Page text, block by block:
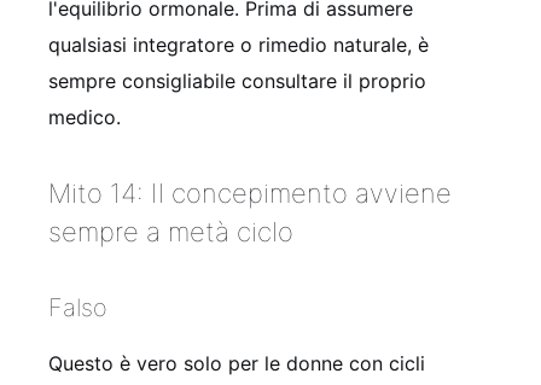
l'equilibrio ormonale. Prima di assumere
qualsiasi integratore o rimedio naturale, è
sempre consigliabile consultare il proprio
medico.
Mito 14: Il concepimento avviene
sempre a metà ciclo
Falso
Questo è vero solo per le donne con cicli